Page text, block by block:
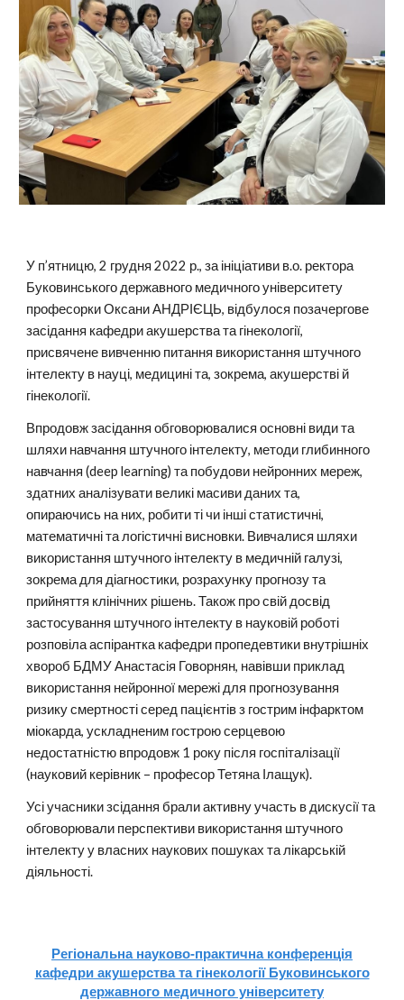
У п’ятницю, 2 грудня 2022 р., за ініціативи в.о. ректора
Буковинського державного медичного університету
професорки Оксани АНДРІЄЦЬ, відбулося позачергове
засідання кафедри акушерства та гінекології,
присвячене вивченню питання використання штучного
інтелекту в науці, медицині та, зокрема, акушерстві й
гінекології.
Впродовж засідання обговорювалися основні види та
шляхи навчання штучного інтелекту, методи глибинного
навчання (deep learning) та побудови нейронних мереж,
здатних аналізувати великі масиви даних та,
опираючись на них, робити ті чи інші статистичні,
математичні та логістичні висновки. Вивчалися шляхи
використання штучного інтелекту в медичній галузі,
зокрема для діагностики, розрахунку прогнозу та
прийняття клінічних рішень. Також про свій досвід
застосування штучного інтелекту в науковій роботі
розповіла аспірантка кафедри пропедевтики внутрішніх
хвороб БДМУ Анастасія Говорнян, навівши приклад
використання нейронної мережі для прогнозування
ризику смертності серед пацієнтів з гострим інфарктом
міокарда, ускладненим гострою серцевою
недостатністю впродовж 1 року після госпіталізації
(науковий керівник – професор Тетяна Ілащук).
Усі учасники зсідання брали активну участь в дискусії та
обговорювали перспективи використання штучного
інтелекту у власних наукових пошуках та лікарській
діяльності.
Регіональна​ науково-практична конференція
кафедри акушерства та гінекології Буковинського
державного медичного університету